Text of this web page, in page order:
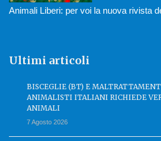
Animali Liberi: per voi la nuova rivista
Ultimi articoli
BISCEGLIE (BT) E
ANIMALISTI ITALIANI RICHIEDE
ANIMALI
7 Agosto 2026